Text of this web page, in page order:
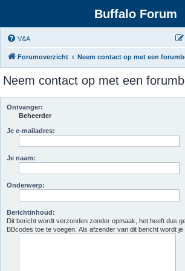
Buffalo Forum
V&A
Forumoverzicht Neem contact op met een
Neem contact op met een
Ontvanger:
Beheerder
Je e-mailadres:
Je naam:
Onderwerp:
Berichtinhoud:
Dit bericht wordt verzonden zonder opmaak, het heeft dus
BBcodes toe te voegen. Als afzender van dit bericht wordt je